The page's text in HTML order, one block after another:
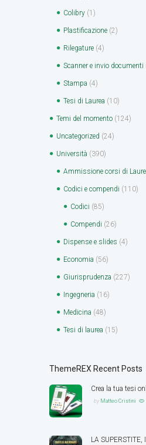
Colibry (1)
Plastificazione (2)
Rilegature (4)
Scanner e invio documenti
Stampa (4)
Tesi di Laurea (10)
Temi del momento (124)
Uncategorized (24)
Università (390)
Ammissione corsi di
Codici e compendi (110)
Codici (85)
Compendi (26)
Dispense e slides (4)
Economia (56)
Giurisprudenza (227)
Ingegneria (16)
Medicina (48)
Tesi di laurea (15)
ThemeREX Recent Posts
Crea la tua tesi
by Matteo Cristini
LA